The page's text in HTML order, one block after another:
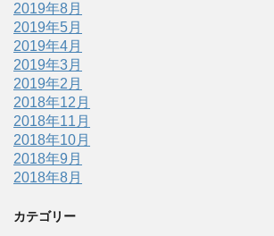
2019年8月
2019年5月
2019年4月
2019年3月
2019年2月
2018年12月
2018年11月
2018年10月
2018年9月
2018年8月
カテゴリー